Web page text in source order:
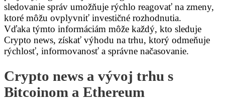
sledovanie správ umožňuje rýchlo reagovať na zmeny,
ktoré môžu ovplyvniť investičné rozhodnutia.
Vďaka týmto informáciám môže každý, kto sleduje
Crypto news, získať výhodu na trhu, ktorý odmeňuje
rýchlosť, informovanosť a správne načasovanie.
Crypto news a vývoj trhu s
Bitcoinom a Ethereum